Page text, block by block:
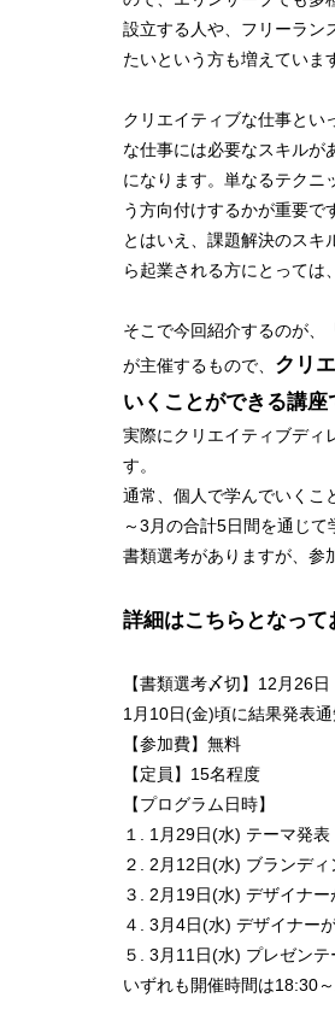
設立する人や、フリーラン
たいという方も増えていま
クリエイティブな仕事とい
な仕事には必要なスキルが
になります。単なるテクニ
う方向付けするかが重要で
とはいえ、課題解決のスキ
ら起業される方にとっては
そこで今回紹介するのが、
が主催するもので、 クリ
いくことができる講座
実際にクリエイティブディ
す。
通常、個人で学んでいくこ
～3月の合計5日間を通じて
書類選考がありますが、参
詳細はこちらとなって
【書類選考〆切】12月26
1月10日(金)頃に結果発表通
【参加費】無料
【定員】15名程度
【プログラム日時】
１. 1月29日(水) テーマ発
２. 2月12日(水) ブランデ
３. 2月19日(水) デザイナ
４. 3月4日(水) デザイナー
５. 3月11日(水) プレゼンテ
いずれも開催時間は18:30